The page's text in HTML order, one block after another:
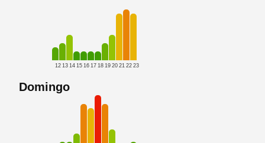
12 13 14 15 16 17 18 19 20 21 22 23
Domingo